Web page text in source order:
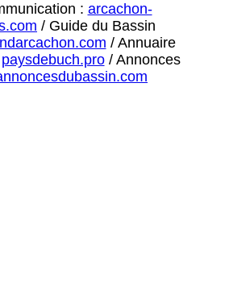
: arcachon-
/ Guide du Bassin
/ Annuaire
paysdebuch.pro/ Annonces